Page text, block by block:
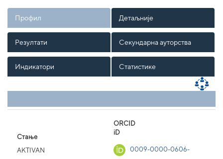
Профил Детаљније
Резултати Секундарна ауторства
Индикатори Статистике
Стање
AKTIVAN
ORCID
iD
0009-0000-0606-